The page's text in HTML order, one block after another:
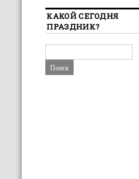
КАКОЙ СЕГОДНЯ
ПРАЗДНИК?